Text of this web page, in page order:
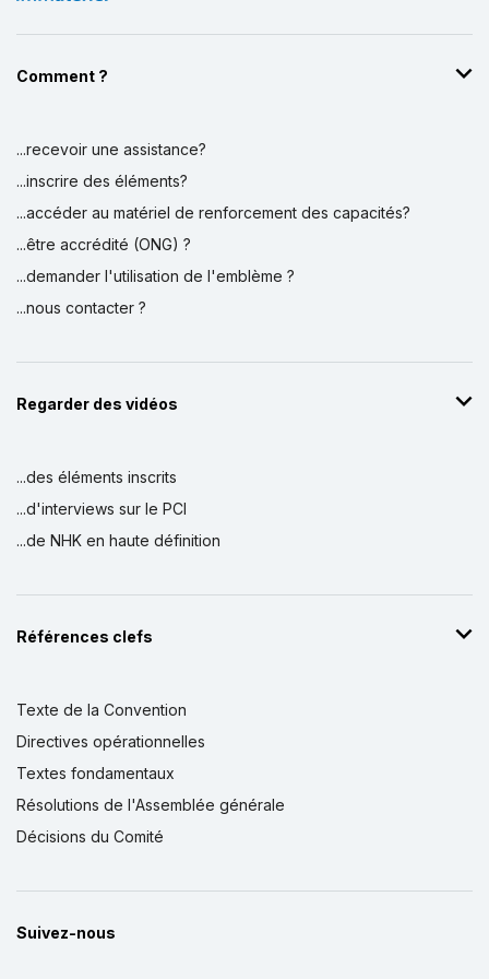
Comment ?
...recevoir une assistance?
...inscrire des éléments?
...accéder au matériel de renforcement des capacités?
...être accrédité (ONG) ?
...demander l'utilisation de l'emblème ?
...nous contacter ?
Regarder des vidéos
...des éléments inscrits
...d'interviews sur le PCI
...de NHK en haute définition
Références clefs
Texte de la Convention
Directives opérationnelles
Textes fondamentaux
Résolutions de l'Assemblée générale
Décisions du Comité
Suivez-nous